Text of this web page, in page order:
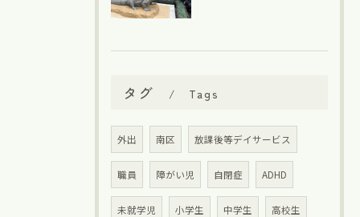
タグ Tags
外出 南区 放課後等デイサービス
職員 障がい児 自閉症 ADHD
未就学児 小学生 中学生 高校生